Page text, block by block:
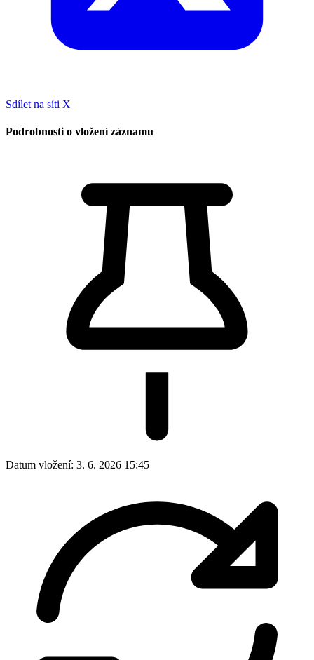
Sdílet na síti X
Podrobnosti o vložení záznamu
Datum vložení: 3. 6. 2026 15:45